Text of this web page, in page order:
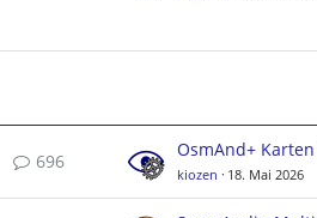
696
OsmAnd+
kiozen 18. Mai 2026